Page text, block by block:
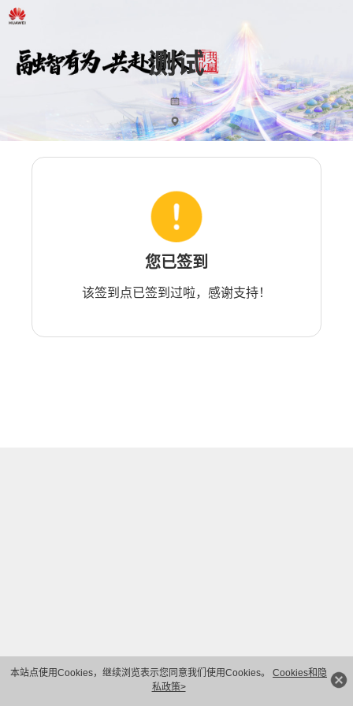
本站点使用Cookies，继续浏览表示您同意我们使用Cookies。 Cookies和隐
私政策>
您已签到
该签到点已签到过啦，感谢支持！